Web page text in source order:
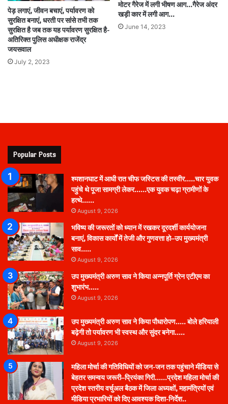
पेड़ लगाएं, जीवन बचाएं, पर्यावरण को
सुरक्षित बनाएं, धरती पर सांसे तभी तक
सुरक्षित है जब तक यह पर्यावरण सुरक्षित है-
अतिरिक्त पुलिस अधीक्षक राजेंद्र
जयसवाल
July 2, 2023
मोटर गैरेज में लगी भीषण आग…गैरेज अंदर
खड़ी कार में लगी आग…
June 14, 2023
Popular Posts
श्मशानघाट में आधी रात चीफ जस्टिस की तस्वीर…..चार युवक
पहुंचे थे पूजा सामग्री लेकर……एक युवक चढ़ा ग्रामीणों के
हत्थे……
August 9, 2026
भविष्य की जरूरतों को ध्यान में रखकर दूरदर्शी कार्ययोजना
बनाएं, विकास कार्यों में तेजी और गुणवत्ता हो–उप मुख्यमंत्री
साव…..
August 9, 2026
उप मुख्यमंत्री अरुण साव ने किया अन्नपूर्ति ग्रेन एटीएम का
शुभारंभ…..
August 9, 2026
उप मुख्यमंत्री अरुण साव ने किया पौधारोपण….. बोले हरियाली
बढ़ेगी तो पर्यावरण भी स्वस्थ और सुंदर बनेगा…..
August 9, 2026
महिला मोर्चा की गतिविधियों को जन-जन तक पहुंचाने मीडिया से
बेहतर समन्वय जरूरी–प्रियंका गिरी……प्रदेश महिला मोर्चा की
प्रदेश स्तरीय वर्चुअल बैठक में जिला अध्यक्षों, महामंत्रियों एवं
मीडिया प्रभारियों को दिए आवश्यक दिशा-निर्देश..